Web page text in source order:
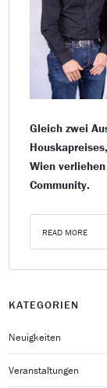
Gleich zwei
Wien
Community.
READ MORE
KATEGORIEN
Neuigkeiten
Veranstaltungen